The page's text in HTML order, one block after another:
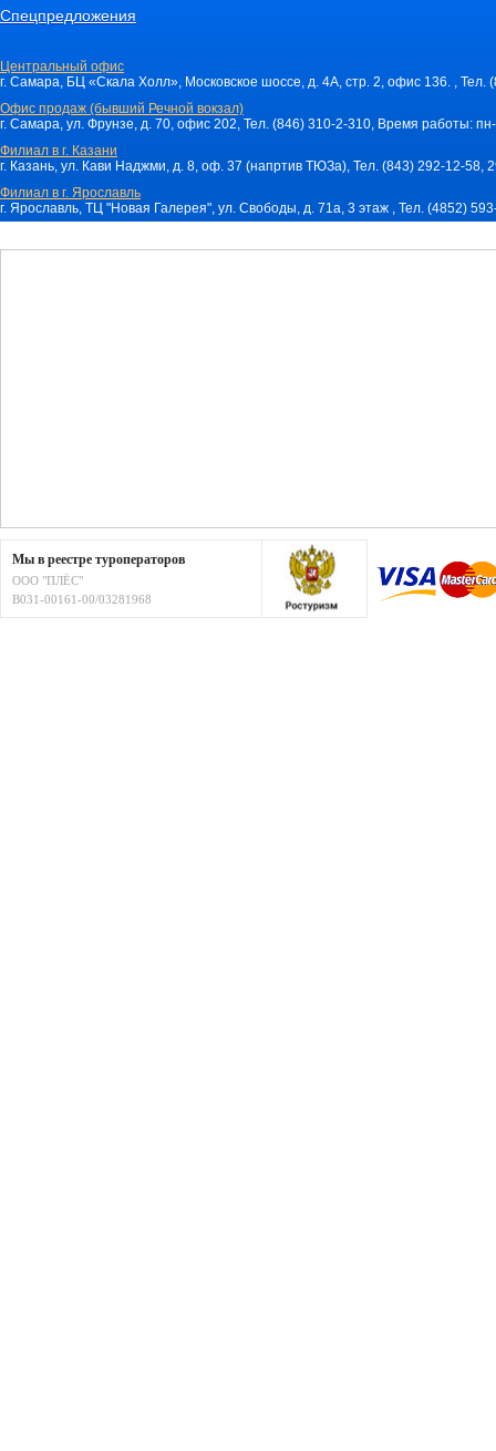
Спецпредложения
Центральный офис
г. Самара, БЦ «Скала Холл», Московское шоссе, д. 4А, стр. 2, офис 136. ,
Офис продаж (бывший Речной вокзал)
г. Самара, ул. Фрунзе, д. 70, офис 202, Тел. (846) 310-2-310, Время работы:
Филиал в г. Казани
г. Казань, ул. Кави Наджми, д. 8, оф. 37 (напртив ТЮЗа), Тел. (843) 292-12-
Филиал в г. Ярославль
г. Ярославль, ТЦ "Новая Галерея", ул. Свободы, д. 71a, 3 этаж , Тел. (4852)
Мы в реестре туроператоров
ООО "ПЛЁС"
В031-00161-00/03281968